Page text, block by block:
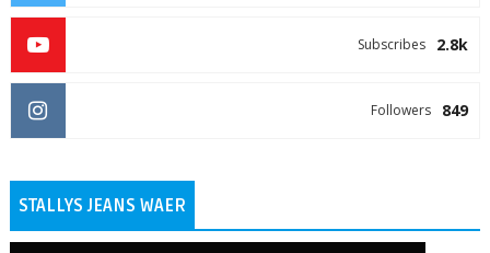
2.8k
Subscribes
849
Followers
STALLYS JEANS WAER